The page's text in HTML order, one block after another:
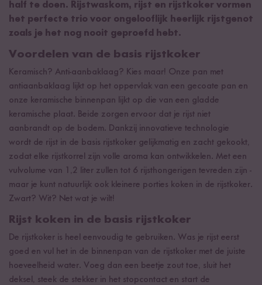
half te doen. Rijstwaskom, rijst en rijstkoker vormen
het perfecte trio voor ongelooflijk heerlijk rijstgenot
zoals je het nog nooit geproefd hebt.
Voordelen van de basis rijstkoker
Keramisch? Anti-aanbaklaag? Kies maar! Onze pan met
antiaanbaklaag lijkt op het oppervlak van een gecoate pan en
onze keramische binnenpan lijkt op die van een gladde
keramische plaat. Beide zorgen ervoor dat je rijst niet
aanbrandt op de bodem. Dankzij innovatieve technologie
wordt de rijst in de basis rijstkoker gelijkmatig en zacht gekookt,
zodat elke rijstkorrel zijn volle aroma kan ontwikkelen. Met een
vulvolume van 1,2 liter zullen tot 6 rijsthongerigen tevreden zijn -
maar je kunt natuurlijk ook kleinere porties koken in de rijstkoker.
Zwart? Wit? Net wat je wilt!
Rijst koken in de basis rijstkoker
De rijstkoker is heel eenvoudig te gebruiken. Was je rijst eerst
goed en vul het in de binnenpan van de rijstkoker met de juiste
hoeveelheid water. Voeg dan een beetje zout toe, sluit het
deksel, steek de stekker in het stopcontact en start de